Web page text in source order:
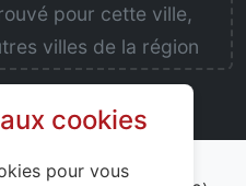
pour cette ville,
villes de la région
cookies
pour vous